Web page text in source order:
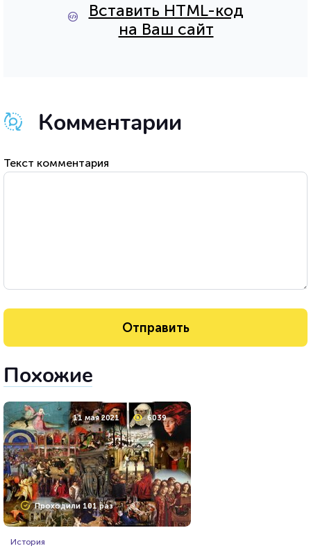
Вставить HTML-код
на Ваш сайт
Комментарии
Текст комментария
Похожие
11 мая 2021 6039
Проходили 101 раз
История